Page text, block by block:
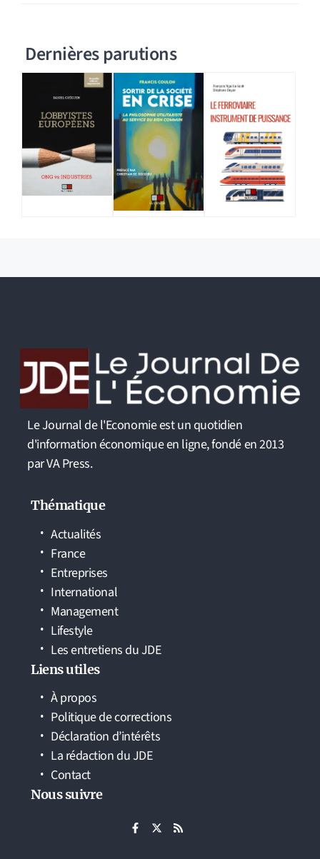
Dernières parutions
Le Journal de l'Economie est un quotidien
d'information économique en ligne, fondé en 2013
par VA Press.
Thématique
Actualités
France
Entreprises
International
Management
Lifestyle
Les entretiens du JDE
Liens utiles
À propos
Politique de corrections
Déclaration d’intérêts
La rédaction du JDE
Contact
Nous suivre